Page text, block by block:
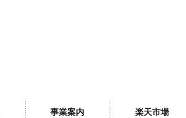
事業案内 楽天市場